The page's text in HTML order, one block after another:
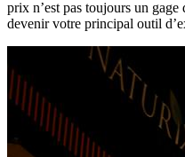
prix n’est pas toujours un
devenir votre principal outil